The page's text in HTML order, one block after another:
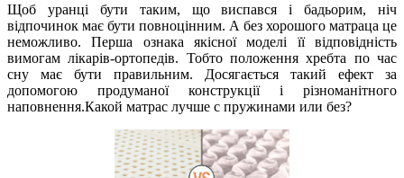
Щоб уранці бути таким, що виспався і бадьорим, ніч
відпочинок має бути повноцінним. А без хорошого матраца це
неможливо. Перша ознака якісної моделі її відповідність
вимогам лікарів-ортопедів. Тобто положення хребта по час
сну має бути правильним. Досягається такий ефект за
допомогою продуманої конструкції і різноманітного
наповнення.Какой матрас лучше с пружинами или без?